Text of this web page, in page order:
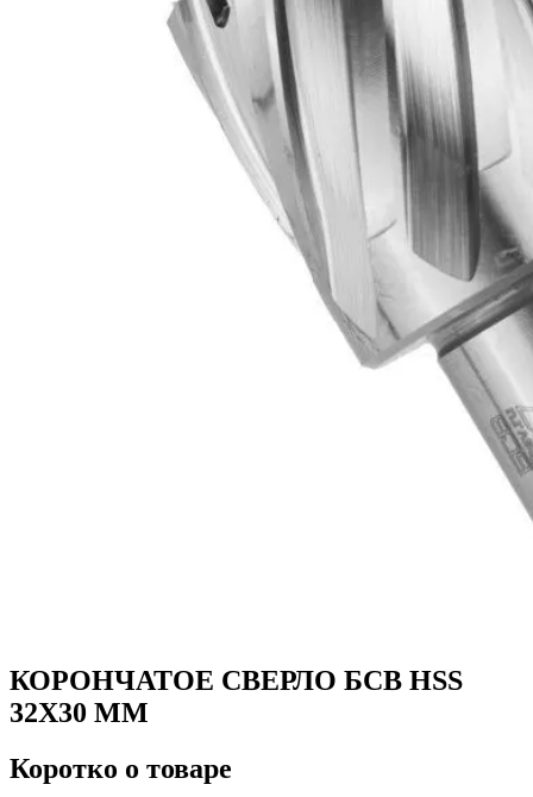
КОРОНЧАТОЕ СВЕРЛО БСВ HSS
32X30 ММ
Коротко о товаре